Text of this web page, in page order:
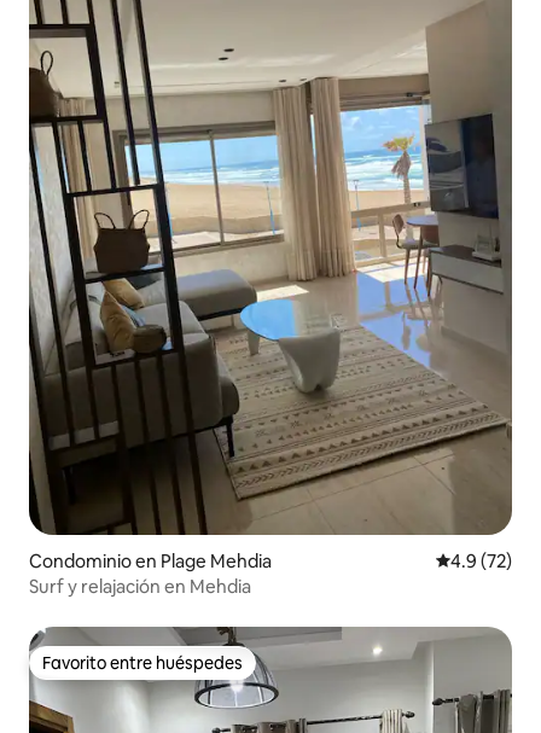
Condominio en Plage Mehdia Calificación
4.9 (72)
Surf y relajación en Mehdia
Favorito entre huéspedes
Favorito entre huéspedes